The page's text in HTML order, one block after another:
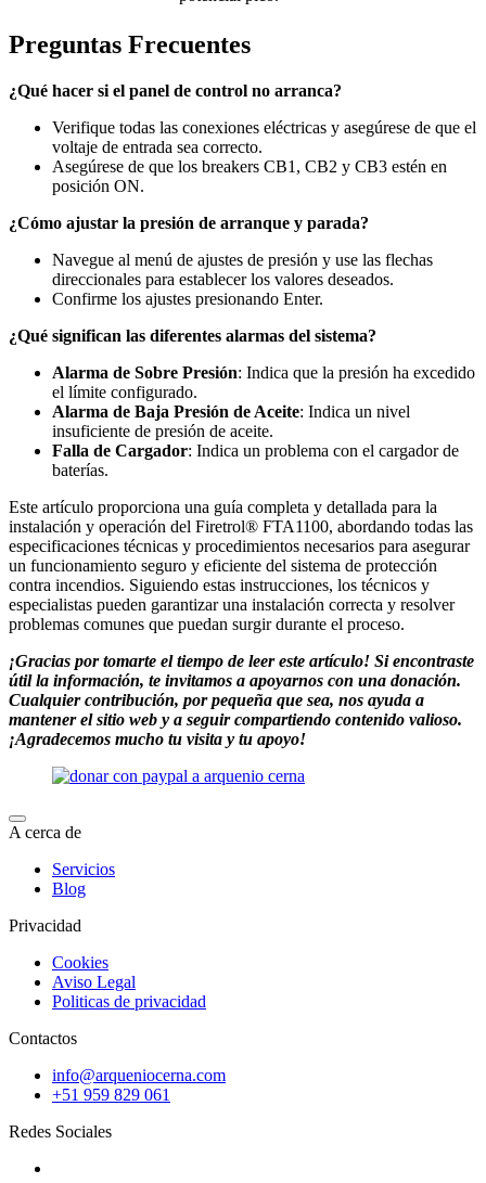
Preguntas Frecuentes
¿Qué hacer si el panel de control no arranca?
Verifique todas las conexiones eléctricas y asegúrese de que el
voltaje de entrada sea correcto.
Asegúrese de que los breakers CB1, CB2 y CB3 estén en
posición ON.
¿Cómo ajustar la presión de arranque y parada?
Navegue al menú de ajustes de presión y use las flechas
direccionales para establecer los valores deseados.
Confirme los ajustes presionando Enter.
¿Qué significan las diferentes alarmas del sistema?
Alarma de Sobre Presión: Indica que la presión ha excedido
el límite configurado.
Alarma de Baja Presión de Aceite: Indica un nivel
insuficiente de presión de aceite.
Falla de Cargador: Indica un problema con el cargador de
baterías.
Este artículo proporciona una guía completa y detallada para la
instalación y operación del Firetrol® FTA1100, abordando todas las
especificaciones técnicas y procedimientos necesarios para asegurar
un funcionamiento seguro y eficiente del sistema de protección
contra incendios. Siguiendo estas instrucciones, los técnicos y
especialistas pueden garantizar una instalación correcta y resolver
problemas comunes que puedan surgir durante el proceso.
¡Gracias por tomarte el tiempo de leer este artículo! Si encontraste
útil la información, te invitamos a apoyarnos con una donación.
Cualquier contribución, por pequeña que sea, nos ayuda a
mantener el sitio web y a seguir compartiendo contenido valioso.
¡Agradecemos mucho tu visita y tu apoyo!
A cerca de
Servicios
Blog
Privacidad
Cookies
Aviso Legal
Politicas de privacidad
Contactos
info@arqueniocerna.com
+51 959 829 061
Redes Sociales